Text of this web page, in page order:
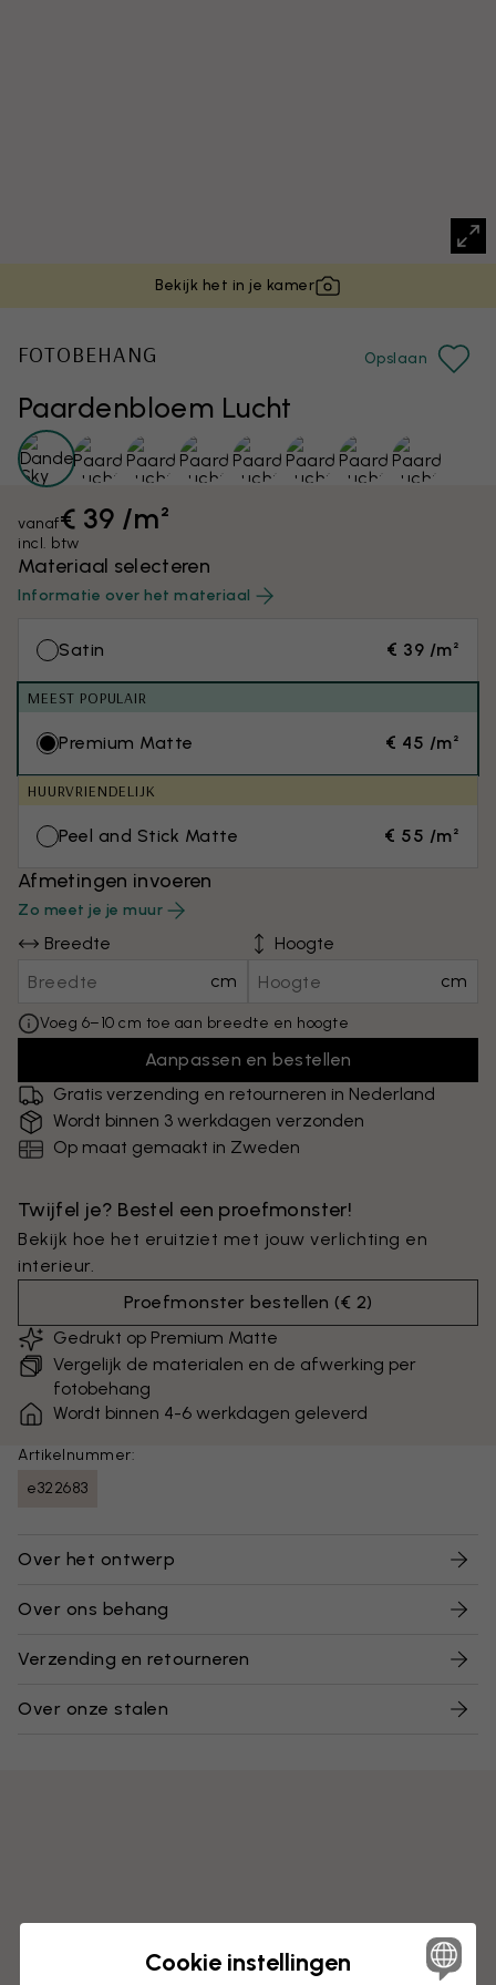
Bekijk het in je kamer
Paardenbloem Lucht
FOTOBEHANG Opslaan
vanaf€ 39 /m²
incl. btw
Materiaal selecteren
Informatie over het materiaal
Satin € 39 /m²
MEEST POPULAIR
Premium Matte € 45 /m²
HUURVRIENDELIJK
Peel and Stick Matte € 55 /m²
Afmetingen invoeren
Zo meet je je muur
Breedte
cm
Hoogte
cm
Voeg 6–10 cm toe aan breedte en hoogte
Aanpassen en bestellen
Gratis verzending en retourneren in Nederland
Wordt binnen 3 werkdagen verzonden
Op maat gemaakt in Zweden
Twijfel je? Bestel een proefmonster!
Bekijk hoe het eruitziet met jouw verlichting en
interieur.
Proefmonster bestellen (€ 2)
Gedrukt op Premium Matte
Vergelijk de materialen en de afwerking per
fotobehang
Wordt binnen 4-6 werkdagen geleverd
Artikelnummer:
e322683
Over het ontwerp
Over ons behang
Verzending en retourneren
Over onze stalen
Cookie instellingen